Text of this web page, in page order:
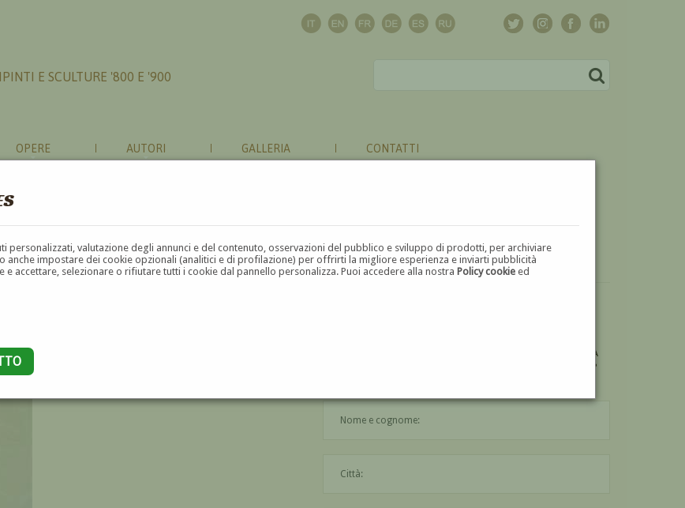
personalizzati, valutazione degli annunci e del contenuto, osservazioni del pubblico e sviluppo di prodotti, per archiviare
anche impostare dei cookie opzionali (analitici e di profilazione) per offrirti la migliore esperienza e inviarti pubblicità
e accettare, selezionare o rifiutare tutti i cookie dal pannello personalizza. Puoi accedere alla nostraPolicy cookie ed
E SCULTURE '800 E '900
OPERE AUTORI GALLERIA CONTATTI
DESIDERI ULTERIORI INFORMAZIONI SULL'OPERA
DI REMO BRANCA?